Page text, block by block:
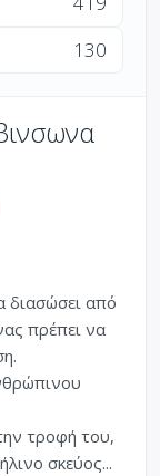
130
διασώσει από
πρέπει να
τροφή του,
σκεύος...